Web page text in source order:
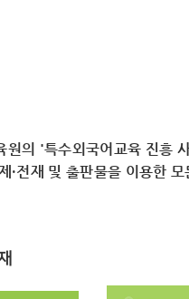
원의 '특수외국어교육 진흥
·전재 및 출판물을 이용한